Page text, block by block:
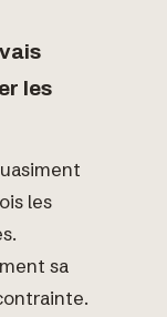
les
les
sa